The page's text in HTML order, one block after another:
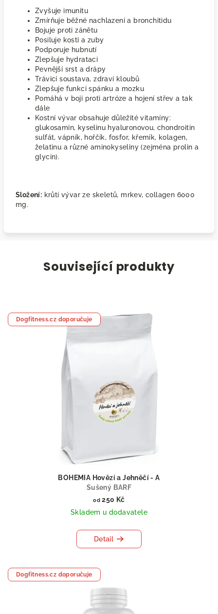
Zvyšuje imunitu
Zmírňuje běžné nachlazení a bronchitidu
Bojuje proti zánětu
Posiluje kosti a zuby
Podporuje hubnutí
Zlepšuje hydrataci
Pevnější srst a drápy
Trávicí soustava, zdraví kloubů
Zlepšuje funkci spánku a mozku
Pomáhá v boji proti artróze a hojení střev a tak
dále
Kostní vývar obsahuje důležité vitamíny:
glukosamin, kyselinu hyaluronovou, chondroitin
sulfát, vápník, hořčík, fosfor, křemík, kolagen,
želatinu a různé aminokyseliny (zejména prolin a
glycin).
Složení: krůtí vývar ze skeletů, mrkev, collagen 6000
mg.
Související produkty
Dogfitness.cz doporučuje
BOHEMIA Hovězí a Jehněčí - A
Sušený BARF
od 250 Kč
Skladem u dodavatele
Detail
Dogfitness.cz doporučuje